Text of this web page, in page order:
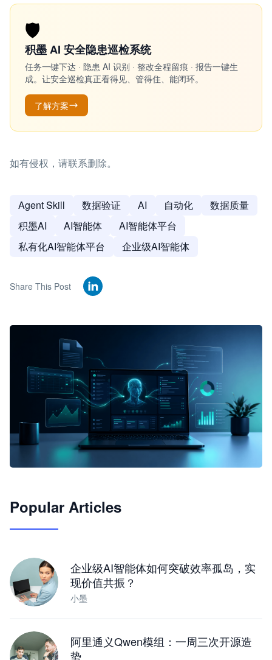
🛡️
积墨 AI 安全隐患巡检系统
任务一键下达 · 隐患 AI 识别 · 整改全程留痕 · 报告一键生
成。让安全巡检真正看得见、管得住、能闭环。
了解方案
如有侵权，请联系删除。
Agent Skill 数据验证 AI 自动化
数据质量
积墨AI
AI智能体
AI智能体平台
私有化AI智能体平台
企业级AI智能体
Share This Post
JimoClaw 桌面 AI Agent 工作台
Popular Articles
企业级AI智能体如何突破效率孤岛，实
现价值共振？
小墨
阿里通义Qwen模组：一周三次开源造
势